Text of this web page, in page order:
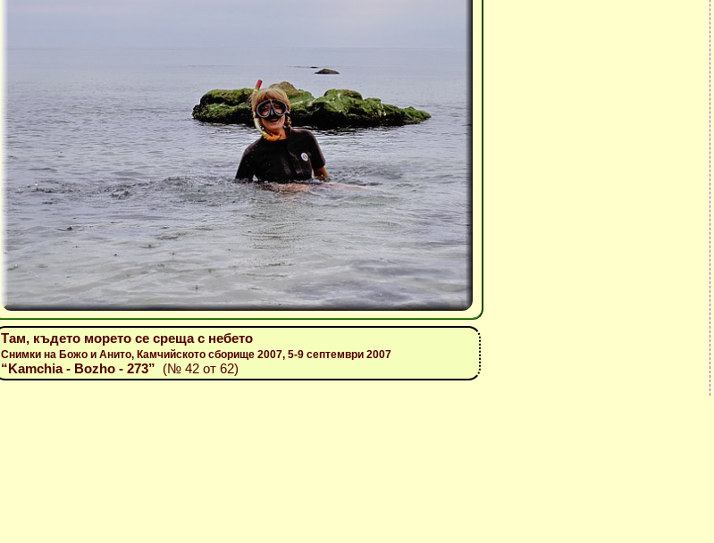
Там, където морето се среща с небето
Снимки на Божо и Анито, Камчийското сборище 2007, 5-9 септември 2007
“Kamchia - Bozho - 273” (№ 42 от 62)